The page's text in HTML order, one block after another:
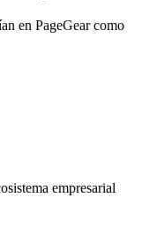
en PageGear como
empresarial